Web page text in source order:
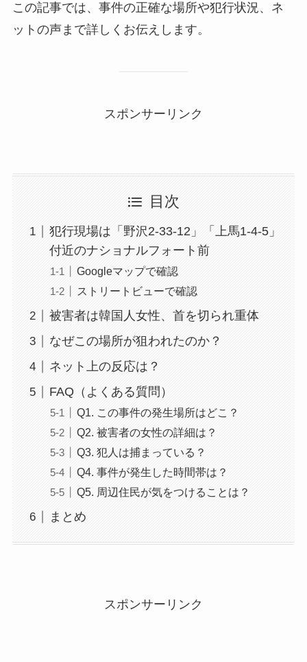
この記事では、事件の正確な場所や犯行状況、ネ
ットの声まで詳しくお伝えします。
スポンサーリンク
目次
犯行現場は「野沢2-33-12」「上馬1-4-5」
付近のナショナルフォート前
Googleマップで確認
ストリートビューで確認
被害者は韓国人女性、首を切られ重体
なぜこの場所が狙われたのか？
ネット上の反応は？
FAQ（よくある質問）
Q1. この事件の発生場所はどこ？
Q2. 被害者の女性の詳細は？
Q3. 犯人は捕まっている？
Q4. 事件が発生した時間帯は？
Q5. 周辺住民が気をつけることは？
まとめ
スポンサーリンク